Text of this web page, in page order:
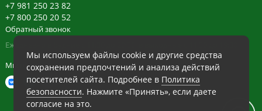
грудью или в случае приема рецептурных препаратов.
Отказ от ответственности
КомпанияPOLEZNOOвсегда стремится придерживаться
максимальной точности в изображениях и информации о
своей продукции. Однако некоторые изменения,
Мы используем файлы cookie и другие средства
сохранения предпочтений и анализа действий
посетителей сайта. Подробнее в Политика
безопасности. Нажмите «Принять», если даете
согласие на это.
+7 981 250 23 82
+7 800 250 20 52
Обратный звонок
Ежедневно в будние с 11:30 до 20:30, в выходные с 11:30 до 19:30
Мы в сети